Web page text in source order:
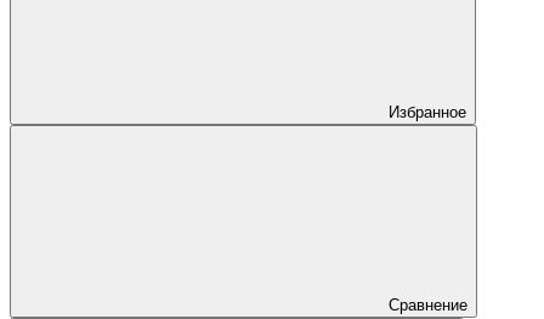
Избранное
Сравнение